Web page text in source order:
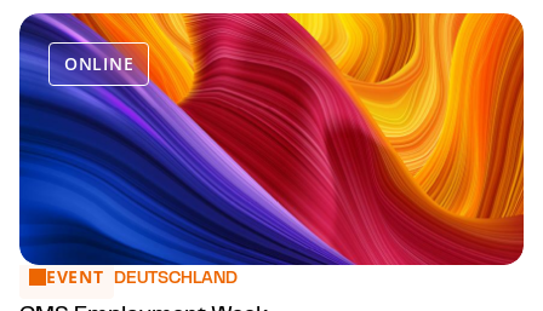
ONLINE
CMS Employment Week
EVENT DEUTSCHLAND